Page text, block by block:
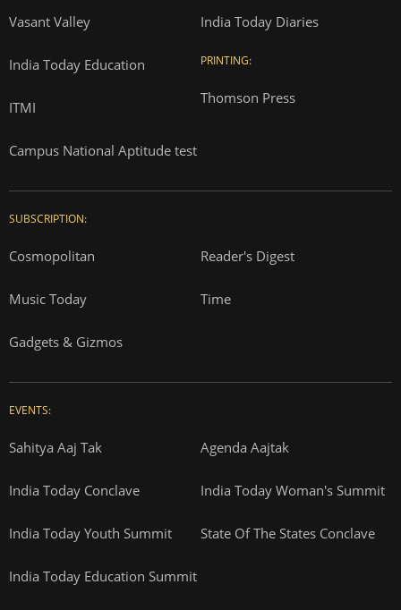
Vasant Valley
India Today Education
ITMI
Campus National Aptitude test
India Today Diaries
PRINTING:
Thomson Press
SUBSCRIPTION:
Cosmopolitan Reader's Digest
Music Today Time
Gadgets & Gizmos
EVENTS:
Sahitya Aaj Tak Agenda Aajtak
India Today Conclave India Today Woman's Summit
India Today Youth Summit State Of The States Conclave
India Today Education Summit